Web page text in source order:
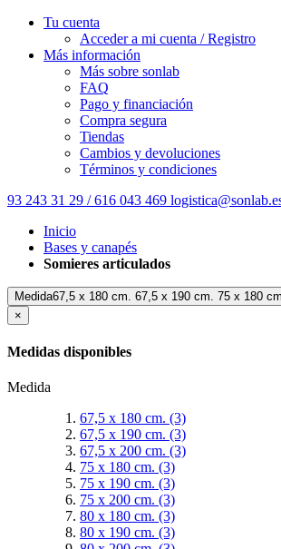
Tu cuenta
Acceder a mi cuenta / Registro
Más información
Más sobre sonlab
FAQ
Pago y financiación
Compra segura
Tiendas
Cambios y devoluciones
Términos y condiciones
93 243 31 29 / 616 043 469
Inicio
Bases y canapés
Somieres articulados
Medida67,5 x 180 cm. 67,5 x 190 cm. 75 x 180
×
Medidas disponibles
Medida
67,5 x 180 cm. (3)
67,5 x 190 cm. (3)
67,5 x 200 cm. (3)
75 x 180 cm. (3)
75 x 190 cm. (3)
75 x 200 cm. (3)
80 x 180 cm. (3)
80 x 190 cm. (3)